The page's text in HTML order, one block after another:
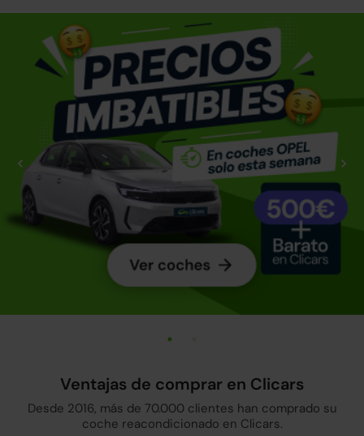
Ventajas de comprar en Clicars
Desde 2016, más de 70.000 clientes han comprado su
coche reacondicionado en Clicars.